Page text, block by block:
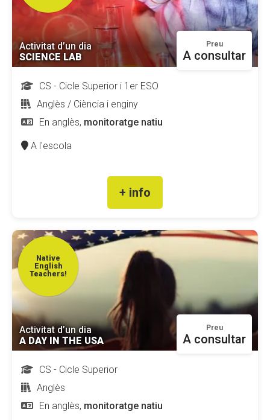
Activitat d’un dia
SCIENCE LAB
Preu
A consultar
CS - Cicle Superior i 1er ESO
Anglès / Ciència i enginy
En anglès, monitoratge natiu
A l'escola
+ info
Native
English
Teachers!
Activitat d’un dia
A DAY IN THE USA
Preu
A consultar
CS - Cicle Superior
Anglès
En anglès, monitoratge natiu
Missió i valors
Els comptes clars
Memòria d'activitats
Proposta educativa
ACTUALITAT
Notícies
Xarxes socials
COL·LABORA
Fes voluntariat
Fes un donatiu
Treballa amb nosaltres